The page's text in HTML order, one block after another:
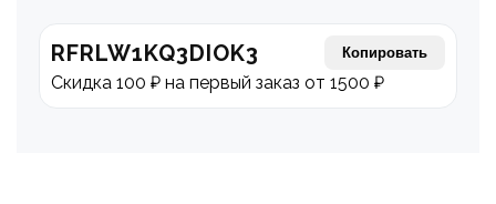
RFRLW1KQ3DIOK3 Копировать
Скидка 100 ₽ на первый заказ от 1500 ₽